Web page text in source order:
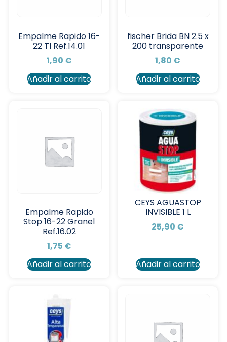
Empalme Rapido 16-
22 Tl Ref.14.01
1,90 €
Añadir al carrito
fischer Brida BN 2.5 x
200 transparente
1,80 €
Añadir al carrito
Empalme Rapido
Stop 16-22 Granel
Ref.16.02
1,75 €
Añadir al carrito
CEYS AGUASTOP
INVISIBLE 1 L
25,90 €
Añadir al carrito